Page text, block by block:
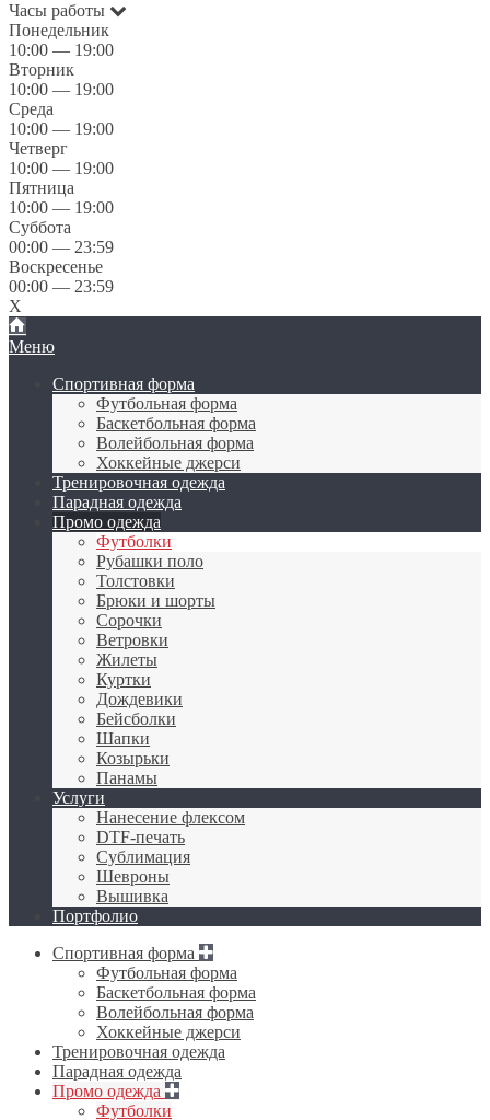
Часы работы
Понедельник
10:00 — 19:00
Вторник
10:00 — 19:00
Среда
10:00 — 19:00
Четверг
10:00 — 19:00
Пятница
10:00 — 19:00
Суббота
00:00 — 23:59
Воскресенье
00:00 — 23:59
X
Меню
Спортивная форма
Футбольная форма
Баскетбольная форма
Волейбольная форма
Хоккейные джерси
Тренировочная одежда
Парадная одежда
Промо одежда
Футболки
Рубашки поло
Толстовки
Брюки и шорты
Сорочки
Ветровки
Жилеты
Куртки
Дождевики
Бейсболки
Шапки
Козырьки
Панамы
Услуги
Нанесение флексом
DTF-печать
Сублимация
Шевроны
Вышивка
Портфолио
Спортивная форма
Футбольная форма
Баскетбольная форма
Волейбольная форма
Хоккейные джерси
Тренировочная одежда
Парадная одежда
Промо одежда
Футболки